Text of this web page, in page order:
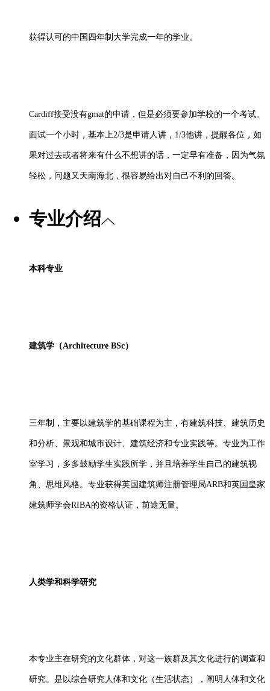
获得认可的中国四年制大学完成一年的学业。
Cardiff接受没有gmat的申请，但是必须要参加学校的一个考试。
面试一个小时，基本上2/3是申请人讲，1/3他讲，提醒各位，如
果对过去或者将来有什么不想讲的话，一定早有准备，因为气氛
轻松，问题又天南海北，很容易给出对自己不利的回答。
专业介绍
本科专业
建筑学（Architecture BSc）
三年制，主要以建筑学的基础课程为主，有建筑科技、建筑历史
和分析、景观和城市设计、建筑经济和专业实践等。专业为工作
室学习，多多鼓励学生实践所学，并且培养学生自己的建筑视
角、思维风格。专业获得英国建筑师注册管理局ARB和英国皇家
建筑师学会RIBA的资格认证，前途无量。
人类学和科学研究
本专业主在研究的文化群体，对这一族群及其文化进行的调查和
研究。是以综合研究人体和文化（生活状态），阐明人体和文化